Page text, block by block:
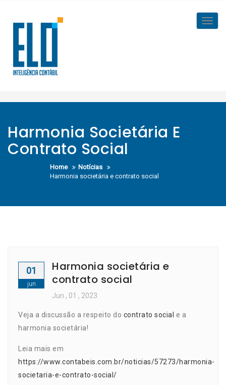
content
Harmonia Societária E
Contrato Social
Home
Notícias
Harmonia societária e contrato social
01
jun
Harmonia societária e
contrato social
Jun , 01 , 2023
Veja a discussão a respeito do contrato social e a
harmonia societária!
Leia mais em
https://www.contabeis.com.br/noticias/57273/harmonia-
societaria-e-contrato-social/